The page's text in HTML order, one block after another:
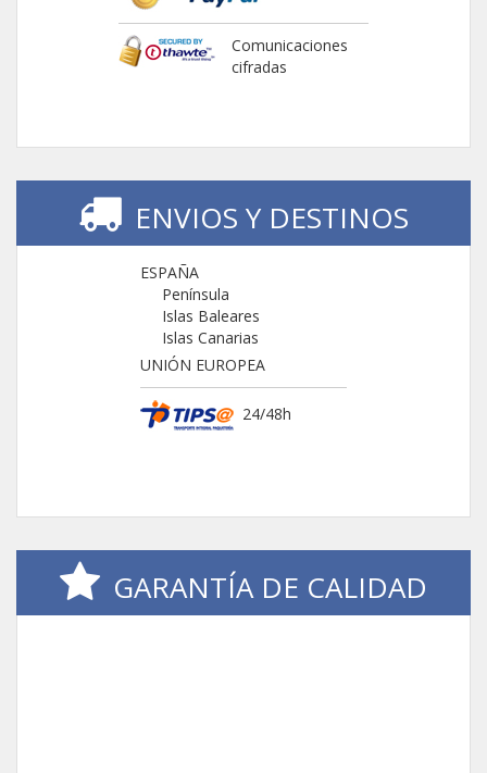
Comunicaciones
cifradas
ENVIOS Y DESTINOS
ESPAÑA
Península
Islas Baleares
Islas Canarias
UNIÓN EUROPEA
24/48h
GARANTÍA DE CALIDAD